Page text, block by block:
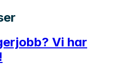
Vi har